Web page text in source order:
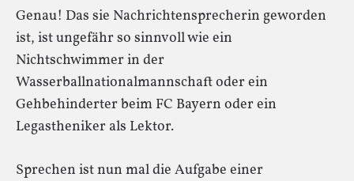
Genau! Das sie Nachrichtensprecherin geworden
ist, ist ungefähr so sinnvoll wie ein
Nichtschwimmer in der
Wasserballnationalmannschaft oder ein
Gehbehinderter beim FC Bayern oder ein
Legastheniker als Lektor.
Sprechen ist nun mal die Aufgabe einer